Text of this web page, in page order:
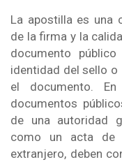
La apostilla es una
de la firma y la
documento
identidad del sello
el documento.
documentos
de una autoridad
como un acta de
extranjero, deben